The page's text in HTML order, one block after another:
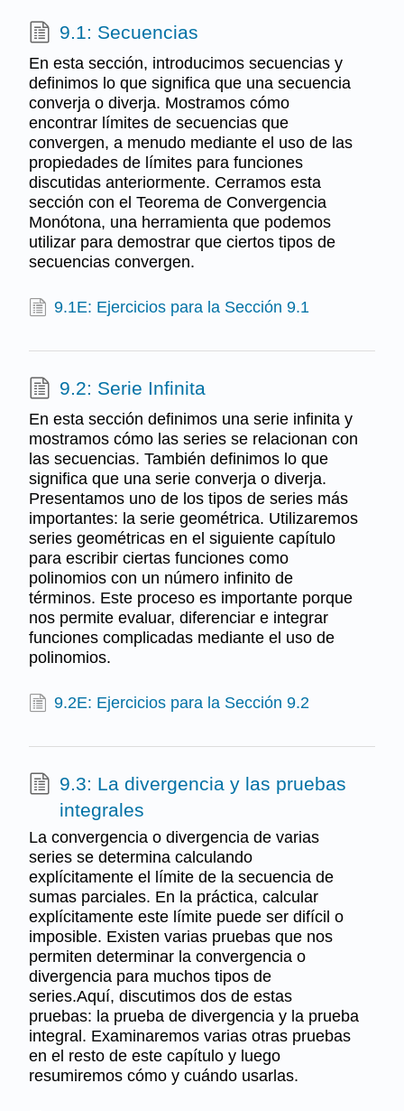
9.1: Secuencias
En esta sección, introducimos secuencias y
definimos lo que significa que una secuencia
converja o diverja. Mostramos cómo
encontrar límites de secuencias que
convergen, a menudo mediante el uso de las
propiedades de límites para funciones
discutidas anteriormente. Cerramos esta
sección con el Teorema de Convergencia
Monótona, una herramienta que podemos
utilizar para demostrar que ciertos tipos de
secuencias convergen.
9.1E: Ejercicios para la Sección 9.1
9.2: Serie Infinita
En esta sección definimos una serie infinita y
mostramos cómo las series se relacionan con
las secuencias. También definimos lo que
significa que una serie converja o diverja.
Presentamos uno de los tipos de series más
importantes: la serie geométrica. Utilizaremos
series geométricas en el siguiente capítulo
para escribir ciertas funciones como
polinomios con un número infinito de
términos. Este proceso es importante porque
nos permite evaluar, diferenciar e integrar
funciones complicadas mediante el uso de
polinomios.
9.2E: Ejercicios para la Sección 9.2
9.3: La divergencia y las pruebas
integrales
La convergencia o divergencia de varias
series se determina calculando
explícitamente el límite de la secuencia de
sumas parciales. En la práctica, calcular
explícitamente este límite puede ser difícil o
imposible. Existen varias pruebas que nos
permiten determinar la convergencia o
divergencia para muchos tipos de
series.Aquí, discutimos dos de estas
pruebas: la prueba de divergencia y la prueba
integral. Examinaremos varias otras pruebas
en el resto de este capítulo y luego
resumiremos cómo y cuándo usarlas.